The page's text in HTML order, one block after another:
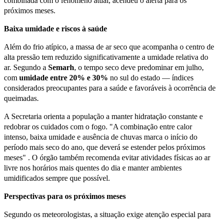
próximos meses.
Baixa umidade e riscos à saúde
Além do frio atípico, a massa de ar seco que acompanha o centro de
alta pressão tem reduzido significativamente a umidade relativa do
ar. Segundo a Semarh, o tempo seco deve predominar em julho,
com umidade entre 20% e 30% no sul do estado — índices
considerados preocupantes para a saúde e favoráveis à ocorrência de
queimadas.
A Secretaria orienta a população a manter hidratação constante e
redobrar os cuidados com o fogo. "A combinação entre calor
intenso, baixa umidade e ausência de chuvas marca o início do
período mais seco do ano, que deverá se estender pelos próximos
meses" . O órgão também recomenda evitar atividades físicas ao ar
livre nos horários mais quentes do dia e manter ambientes
umidificados sempre que possível.
Perspectivas para os próximos meses
Segundo os meteorologistas, a situação exige atenção especial para